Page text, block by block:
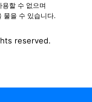
할 수 없으며
물을 수 있습니다.
reserved.